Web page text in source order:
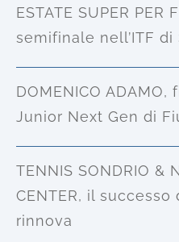
ESTATE SUPER PER
semifinale nell’ITF di
DOMENICO
Junior Next Gen di
TENNIS SONDRIO &
CENTER, il
rinnova